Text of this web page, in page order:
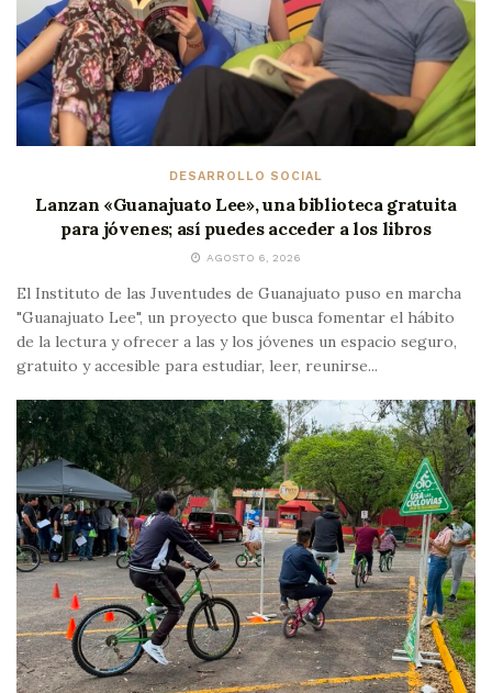
DESARROLLO SOCIAL
Lanzan «Guanajuato Lee», una biblioteca gratuita
para jóvenes; así puedes acceder a los libros
AGOSTO 6, 2026
El Instituto de las Juventudes de Guanajuato puso en marcha
"Guanajuato Lee", un proyecto que busca fomentar el hábito
de la lectura y ofrecer a las y los jóvenes un espacio seguro,
gratuito y accesible para estudiar, leer, reunirse...